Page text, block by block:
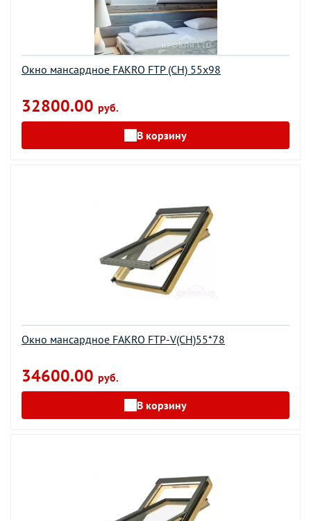
Окно мансардное FAKRO FTP (CH) 55х98
32800.00 руб.
В корзину
Окно мансардное FAKRO FTP-V(CH)55*78
34600.00 руб.
В корзину